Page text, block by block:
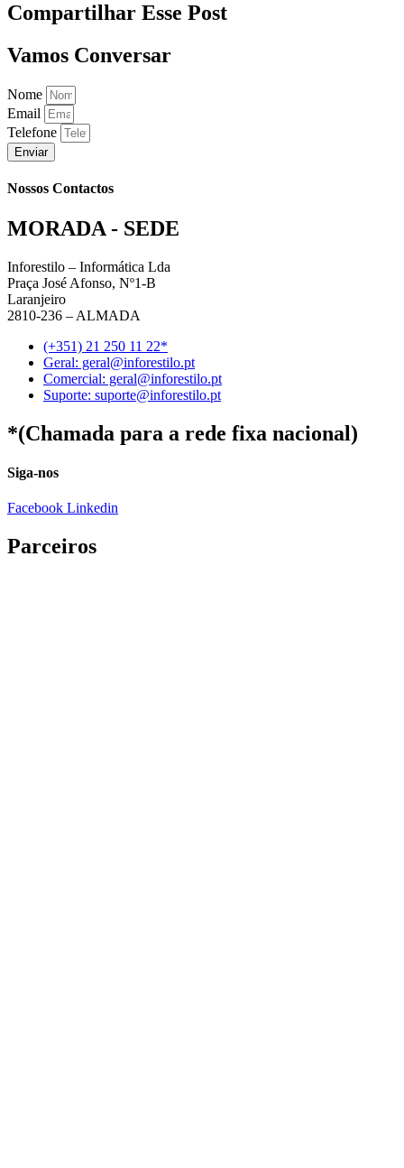
Compartilhar Esse Post
Vamos Conversar
Nome
Email
Telefone
Enviar
Nossos Contactos
MORADA - SEDE
Inforestilo – Informática Lda
Praça José Afonso, Nº1-B
Laranjeiro
2810-236 – ALMADA
(+351) 21 250 11 22*
Geral: geral@inforestilo.pt
Comercial: geral@inforestilo.pt
Suporte: suporte@inforestilo.pt
*(Chamada para a rede fixa nacional)
Siga-nos
Facebook Linkedin
Parceiros